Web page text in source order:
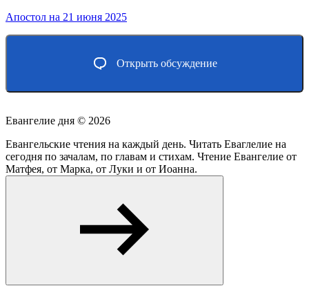
Апостол на 21 июня 2025
Открыть обсуждение
Евангелие дня © 2026
Евангельские чтения на каждый день. Читать Еваглелие на
сегодня по зачалам, по главам и стихам. Чтение Евангелие от
Матфея, от Марка, от Луки и от Иоанна.